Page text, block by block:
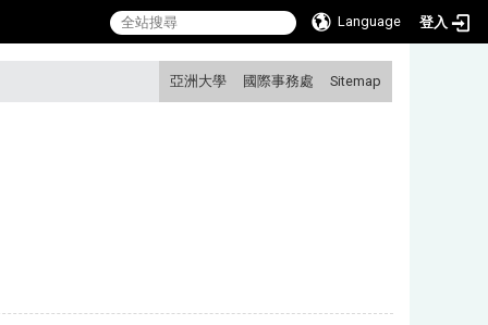
Language 登入
亞洲大學 國際事務處 Sitemap